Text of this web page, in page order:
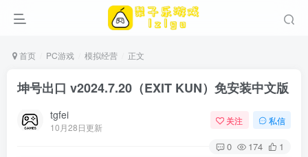
首页 PC游戏 模拟经营 正文
坤号出口 v2024.7.20（EXIT KUN）免安装中文版
tgfei
10月28日更新
关注 私信
0 174 1